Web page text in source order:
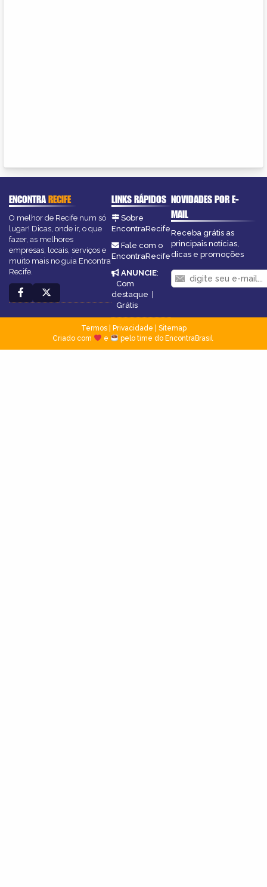
ENCONTRARECIFE
O melhor de Recife num só
lugar! Dicas, onde ir, o que
fazer, as melhores
empresas, locais, serviços e
muito mais no guia Encontra
Recife.
LINKS RÁPIDOS
Sobre
EncontraRecife
Fale com o
EncontraRecife
ANUNCIE:
Com
destaque |
Grátis
NOVIDADES POR E-
MAIL
Receba grátis as
principais notícias,
dicas e promoções
Termos| Privacidade
Sitemap
Criado com
e pelo time do EncontraBrasil